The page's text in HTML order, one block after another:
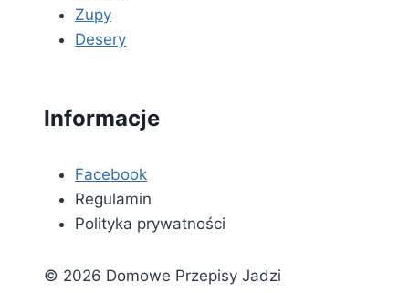
Zupy
Desery
Informacje
Facebook
Regulamin
Polityka prywatności
© 2026 Domowe Przepisy Jadzi